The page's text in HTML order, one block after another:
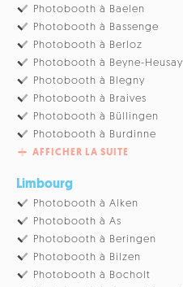
Photobooth à Baelen
Photobooth à Bassenge
Photobooth à Berloz
Photobooth à Beyne-Heusay
Photobooth à Blegny
Photobooth à Braives
Photobooth à Büllingen
Photobooth à Burdinne
AFFICHER LA SUITE
Limbourg
Photobooth à Alken
Photobooth à As
Photobooth à Beringen
Photobooth à Bilzen
Photobooth à Bocholt